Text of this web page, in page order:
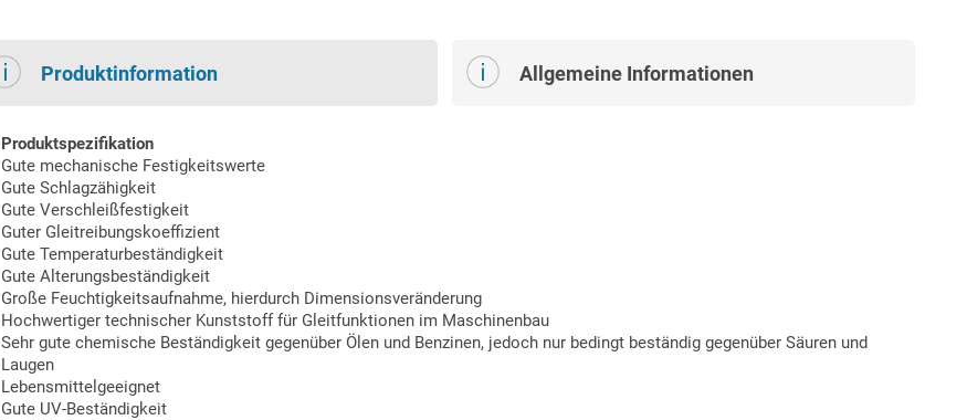
Produktinformation Allgemeine Informationen
Produktspezifikation
Gute mechanische Festigkeitswerte
Gute Schlagzähigkeit
Gute Verschleißfestigkeit
Guter Gleitreibungskoeffizient
Gute Temperaturbeständigkeit
Gute Alterungsbeständigkeit
Große Feuchtigkeitsaufnahme, hierdurch Dimensionsveränderung
Hochwertiger technischer Kunststoff für Gleitfunktionen im Maschinenbau
Sehr gute chemische Beständigkeit gegenüber Ölen und Benzinen, jedoch nur bedingt beständig gegenüber Säuren und
Laugen
Lebensmittelgeeignet
Gute UV-Beständigkeit